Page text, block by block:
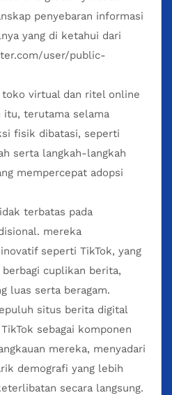
penyebaran informasi
yang di ketahui dari
user/public-
toko virtual dan ritel online
itu, terutama selama
fisik dibatasi, seperti
serta langkah-langkah
mempercepat adopsi
terbatas pada
mereka
seperti TikTok, yang
cuplikan berita,
luas serta beragam.
situs berita digital
sebagai komponen
mereka, menyadari
demografi yang lebih
secara langsung.